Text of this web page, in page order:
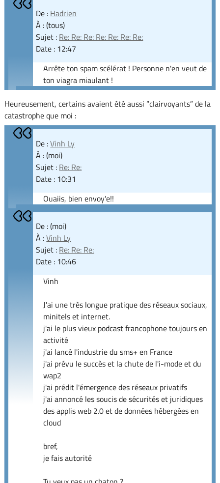
De : Hadrien
À : (tous)
Sujet : Re: Re: Re: Re: Re: Re: Re:
Date : 12:47
Arrête ton spam scélérat ! Personne n'en veut de
ton viagra miaulant !
Heureusement, certains avaient été aussi “clairvoyants” de la
catastrophe que moi :
De :Vinh Ly
À : (moi)
Sujet : Re: Re:
Date : 10:31
Ouaiis, bien envoy'e!!
De : (moi)
À :Vinh Ly
Sujet : Re: Re: Re:
Date : 10:46
Vinh
J'ai une très longue pratique des réseaux sociaux,
minitels et internet.
j'ai le plus vieux podcast francophone toujours en
activité
j'ai lancé l'industrie du sms+ en France
j'ai prévu le succès et la chute de l'i-mode et du
wap2
j'ai prédit l'émergence des réseaux privatifs
j'ai annoncé les soucis de sécurités et juridiques
des applis web 2.0 et de données hébergées en
cloud
bref,
je fais autorité